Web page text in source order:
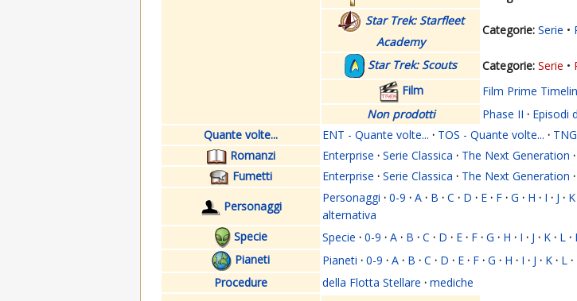
Star Trek: Starfleet
Academy
Serie
Star Trek: Scouts Serie
Film
Film Prime
Non prodotti
Phase II · Episodi
Quante volte...
ENT - Quante volte... · TOS - Quante volte... ·
Romanzi
Enterprise · Serie Classica · The Next Generation ·
Fumetti
Enterprise · Serie Classica · The Next Generation ·
Personaggi
Personaggi · 0-9 · A · B · C · D · E · F · G · H · I · J · K
alternativa
Specie
Specie · 0-9 · A · B · C · D · E · F · G · H · I · J · K · L ·
Pianeti
Pianeti · 0-9 · A · B · C · D · E · F · G · H · I · J · K · L ·
Procedure
della Flotta Stellare · mediche